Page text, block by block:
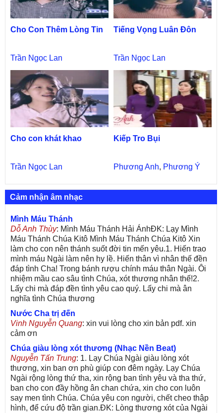
Cho Con Thêm Lòng Tin
Trần Ngọc Lan
Tiếng Vọng Luân Đôn
Trần Ngọc Lan
Cho con khát khao
Trần Ngọc Lan
Kiếp Tro Bụi
Phương Anh, Phương Ý
Cảm nhận âm nhạc
Mình Máu Thánh
Dỗ Anh Thùy: Mình Máu Thánh Hải ÁnhĐK: Lạy Mình
Máu Thánh Chúa Kitô Mình Máu Thánh Chúa Kitô Xin
làm cho con nên thánh suốt đời tin mến yêu.1. Hiến trao
mình máu Ngài làm nên hy lề. Hiến thân vì nhân thế đền
đáp tình Cha! Trong bánh rượu chính máu thân Ngài. Ôi
nhiệm mầu cao sâu tình Chúa, xót thương nhân thế!2.
Lấy chi mà đáp đền tình yêu cao quý. Lấy chi mà ân
nghĩa tình Chúa thương
Nước Cha trị đến
Vinh Nguyễn Quang: xin vui lòng cho xin bản pdf. xin
cảm ơn
Chúa giàu lòng xót thương (Nhạc Nền Beat)
Nguyễn Tấn Trung: 1. Lạy Chúa Ngài giàu lòng xót
thương, xin ban ơn phù giúp con đêm ngày. Lạy Chúa
Ngài rộng lòng thứ tha, xin rộng ban tình yêu và tha thứ,
ban cho con đầy hồng ân chan chứa, xin cho con luôn
say men tình Chúa. Chúa yêu con người, chết cheo thập
hình, để cứu độ trần gian.ĐK: Lòng thương xót của Ngài